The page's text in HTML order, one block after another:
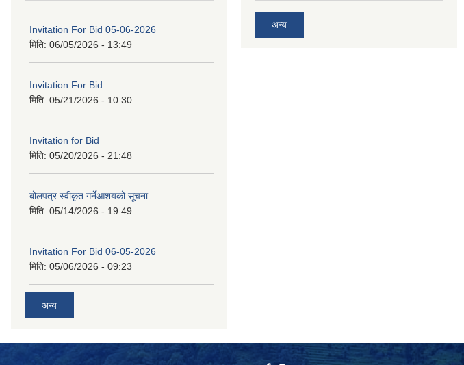
Invitation For Bid 05-06-2026
मिति: 06/05/2026 - 13:49
Invitation For Bid
मिति: 05/21/2026 - 10:30
Invitation for Bid
मिति: 05/20/2026 - 21:48
बोलपत्र स्वीकृत गर्नेआशयको सूचना
मिति: 05/14/2026 - 19:49
Invitation For Bid 06-05-2026
मिति: 05/06/2026 - 09:23
अन्य
अन्य